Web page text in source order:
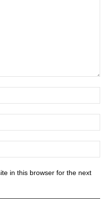
in this browser for the next